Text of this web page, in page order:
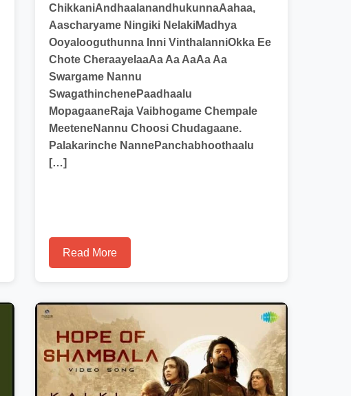
ChikkaniAndhaalanandhukunnaAahaa,
Aascharyame Ningiki NelakiMadhya
Ooyalooguthunna Inni VinthalanniOkka Ee
Chote CheraayelaaAa Aa AaAa Aa
Swargame Nannu
SwagathinchenePaadhaalu
MopagaaneRaja Vaibhogame Chempale
MeeteneNannu Choosi Chudagaane.
Palakarinche NannePanchabhoothaalu
[…]
Read More